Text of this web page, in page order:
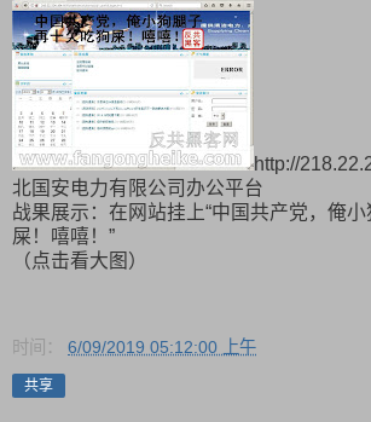
http://
北国安电力有限公司办公平台
战果展示：在网站挂上“中国共产党，俺
屎！嘻嘻！”
（点击看大图）
时间： 6/09/2019 05:12:00 上午
共享